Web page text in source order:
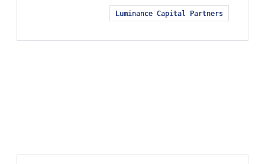
Luminance Capital Partners
Luminance Capital Partners